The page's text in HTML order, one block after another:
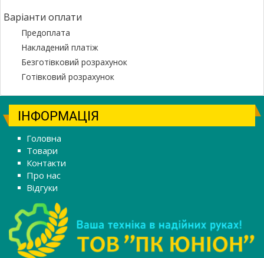
Варіанти оплати
Предоплата
Накладений платіж
Безготівковий розрахунок
Готівковий розрахунок
ІНФОРМАЦІЯ
Головна
Товари
Контакти
Про нас
Відгуки